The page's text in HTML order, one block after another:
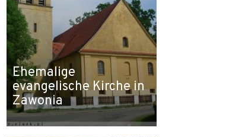
Leaflet|© Amistad© OpenStreetMap contributors
Ehemalige
evangelische Kirche in
Zawonia